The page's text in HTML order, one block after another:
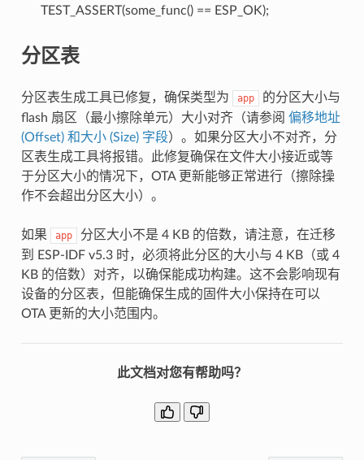
TEST_ASSERT(some_func() == ESP_OK);
分区表
分区表生成工具已修复，确保类型为 app
的分区大小与
flash 扇区（最小擦除单元）大小对齐（请参阅 偏移地址
(Offset) 和大小 (Size) 字段）。如果分区大小不对齐，分
区表生成工具将报错。此修复确保在文件大小接近或等
于分区大小的情况下，OTA 更新能够正常进行（擦除操
作不会超出分区大小）。
如果 app
分区大小不是 4 KB 的倍数，请注意，在迁移
到 ESP-IDF v5.3 时，必须将此分区的大小与 4 KB（或 4
KB 的倍数）对齐，以确保能成功构建。这不会影响现有
设备的分区表，但能确保生成的固件大小保持在可以
OTA 更新的大小范围内。
此文档对您有帮助吗？